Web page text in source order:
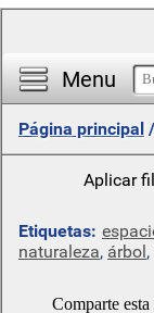
Menu
Página principal /
Aplicar
Etiquetas:
naturaleza, árbol,